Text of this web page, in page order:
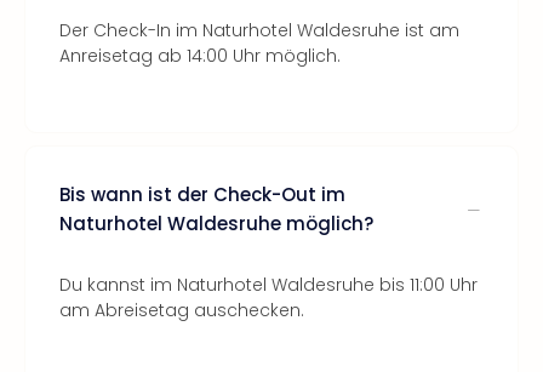
Der Check-In im Naturhotel Waldesruhe ist am
Anreisetag ab 14:00 Uhr möglich.
Bis wann ist der Check-Out im
Naturhotel Waldesruhe möglich?
Du kannst im Naturhotel Waldesruhe bis 11:00 Uhr
am Abreisetag auschecken.